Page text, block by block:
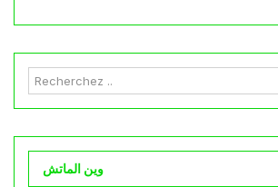
وين الماتش